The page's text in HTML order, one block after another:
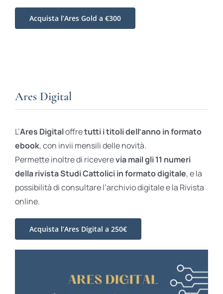
Acquista l’Ares Gold a €300
Ares Digital
L’Ares Digitaloffretutti i titoli dell’anno in formato
ebook, con invii mensili delle novità.
Permette inoltre di riceverevia mail gli 11 numeri
della rivista Studi Cattolici in formato digitale, e la
possibilità di consultare l’archivio digitale e la Rivista
online.
Acquista l’Ares Digital a 250€